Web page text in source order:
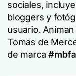
sociales,
bloggers y
usuario.
Tomas de
de marca